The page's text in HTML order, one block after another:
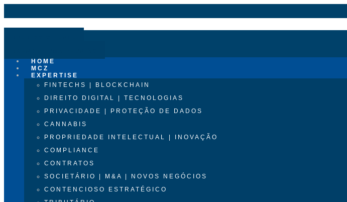
HOME
MCZ
EXPERTISE
FINTECHS | BLOCKCHAIN
DIREITO DIGITAL | TECNOLOGIAS
PRIVACIDADE | PROTEÇÃO DE DADOS
CANNABIS
PROPRIEDADE INTELECTUAL | INOVAÇÃO
COMPLIANCE
CONTRATOS
SOCIETÁRIO | M&A | NOVOS NEGÓCIOS
CONTENCIOSO ESTRATÉGICO